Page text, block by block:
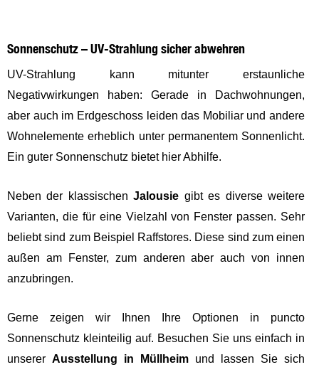
Sonnenschutz – UV-Strahlung sicher abwehren
UV-Strahlung kann mitunter erstaunliche
Negativwirkungen haben: Gerade in Dachwohnungen,
aber auch im Erdgeschoss leiden das Mobiliar und andere
Wohnelemente erheblich unter permanentem Sonnenlicht.
Ein guter Sonnenschutz bietet hier Abhilfe.
Neben der klassischenJalousie gibt es diverse weitere
Varianten, die für eine Vielzahl von Fenster passen. Sehr
beliebt sind zum Beispiel Raffstores. Diese sind zum einen
außen am Fenster, zum anderen aber auch von innen
anzubringen.
Gerne zeigen wir Ihnen Ihre Optionen in puncto
Sonnenschutz kleinteilig auf. Besuchen Sie uns einfach in
unserer Ausstellung in Müllheim und lassen Sie sich